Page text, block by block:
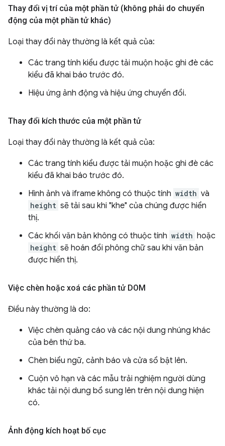
Thay đổi vị trí của một phần tử (không phải do chuyển
động của một phần tử khác)
Loại thay đổi này thường là kết quả của:
Các trang tính kiểu được tải muộn hoặc ghi đè các
kiểu đã khai báo trước đó.
Hiệu ứng ảnh động và hiệu ứng chuyển đổi.
Thay đổi kích thước của một phần tử
Loại thay đổi này thường là kết quả của:
Các trang tính kiểu được tải muộn hoặc ghi đè các
kiểu đã khai báo trước đó.
Hình ảnh và iframe không có thuộc tính width và
height sẽ tải sau khi "khe" của chúng được hiển
thị.
Các khối văn bản không có thuộc tính width hoặc
height sẽ hoán đổi phông chữ sau khi văn bản
được hiển thị.
Việc chèn hoặc xoá các phần tử DOM
Điều này thường là do:
Việc chèn quảng cáo và các nội dung nhúng khác
của bên thứ ba.
Chèn biểu ngữ, cảnh báo và cửa sổ bật lên.
Cuộn vô hạn và các mẫu trải nghiệm người dùng
khác tải nội dung bổ sung lên trên nội dung hiện
có.
Ảnh động kích hoạt bố cục